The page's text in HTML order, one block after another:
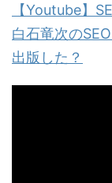
【Youtube】
白石竜次の
出版した？